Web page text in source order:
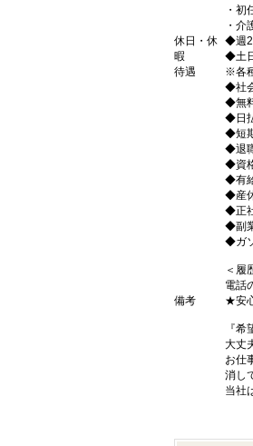
・初
・介
休日・休
暇
◆週2
◆土
待遇
※各
◆社
◆無
◆日
◆短
◆退
◆資
◆有
◆産
◆正
◆副
◆ガ
＜履
電話
備考
★安
『
大丈
お仕
消し
当社